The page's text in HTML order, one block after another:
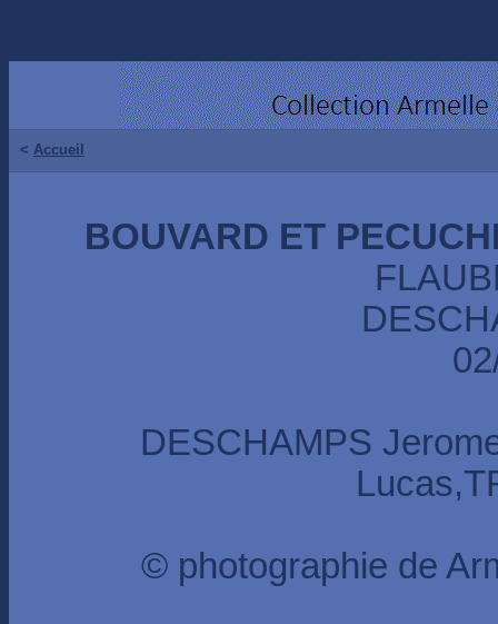
< Accueil
BOUVARD ET
DESCHAMPS
© photographie de